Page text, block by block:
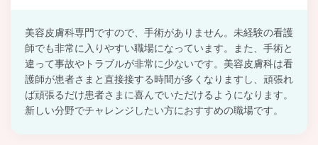
美容皮膚科専門ですので、手術がありません。未経験の看護
師でも非常に入りやすい職場になっています。また、手術と
違って事故やトラブルが非常に少ないです。美容皮膚科は看
護師が患者さまと直接接する時間が多くなりますし、頑張れ
ば頑張るだけ患者さまに喜んでいただけるようになります。
新しい分野でチャレンジしたい方におすすめの職場です。